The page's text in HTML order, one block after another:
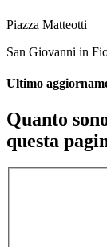
Piazza Matteotti
San Giovanni in
Ultimo
Quanto
questa